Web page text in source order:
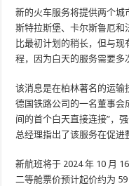
新的火车服务将提供两个
斯特拉斯堡、卡尔斯鲁厄和
比最初计划的稍长，但与
程，因为白天的服务需要多
该消息是在柏林著名的运输
德国铁路公司的一名董事会
间的首个白天直接连接”，
总经理指出了该服务在促进
新航班将于 2024 年 10 月
二等舱票价预计起价约为